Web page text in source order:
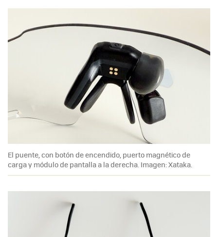
El puente, con botón de encendido, puerto magnético de
carga y módulo de pantalla a la derecha. Imagen: Xataka.